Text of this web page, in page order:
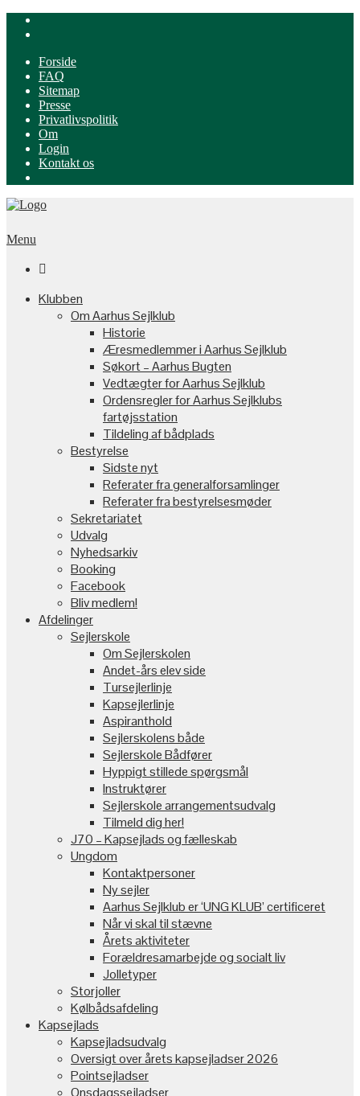
Forside
FAQ
Sitemap
Presse
Privatlivspolitik
Om
Login
Kontakt os
Menu

Klubben
Om Aarhus Sejlklub
Historie
Æresmedlemmer i Aarhus Sejlklub
Søkort – Aarhus Bugten
Vedtægter for Aarhus Sejlklub
Ordensregler for Aarhus Sejlklubs
fartøjsstation
Tildeling af bådplads
Bestyrelse
Sidste nyt
Referater fra generalforsamlinger
Referater fra bestyrelsesmøder
Sekretariatet
Udvalg
Nyhedsarkiv
Booking
Facebook
Bliv medlem!
Afdelinger
Sejlerskole
Om Sejlerskolen
Andet-års elev side
Tursejlerlinje
Kapsejlerlinje
Aspiranthold
Sejlerskolens både
Sejlerskole Bådfører
Hyppigt stillede spørgsmål
Instruktører
Sejlerskole arrangementsudvalg
Tilmeld dig her!
J70 – Kapsejlads og fælleskab
Ungdom
Kontaktpersoner
Ny sejler
Aarhus Sejlklub er ‘UNG KLUB’ certificeret
Når vi skal til stævne
Årets aktiviteter
Forældresamarbejde og socialt liv
Jolletyper
Storjoller
Kølbådsafdeling
Kapsejlads
Kapsejladsudvalg
Oversigt over årets kapsejladser 2026
Pointsejladser
Onsdagssejladser